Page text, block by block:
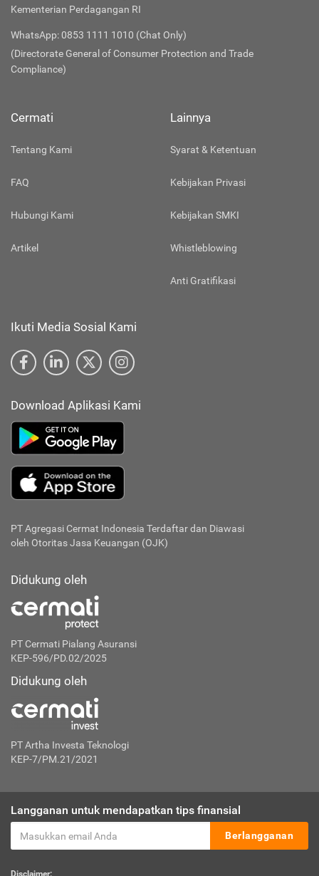
Kementerian Perdagangan RI
WhatsApp: 0853 1111 1010 (Chat Only)
(Directorate General of Consumer Protection and Trade
Compliance)
Cermati
Tentang Kami
FAQ
Hubungi Kami
Artikel
Lainnya
Syarat & Ketentuan
Kebijakan Privasi
Kebijakan SMKI
Whistleblowing
Anti Gratifikasi
Ikuti Media Sosial Kami
Download Aplikasi Kami
PT Agregasi Cermat Indonesia Terdaftar dan Diawasi
oleh Otoritas Jasa Keuangan (OJK)
Didukung oleh
PT Cermati Pialang Asuransi
KEP-596/PD.02/2025
Didukung oleh
PT Artha Investa Teknologi
KEP-7/PM.21/2021
Langganan untuk mendapatkan tips finansial
Berlangganan
Disclaimer: